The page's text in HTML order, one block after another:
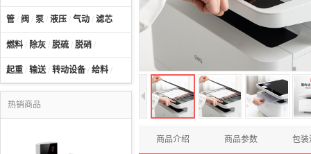
管 / 阀 / 泵 / 液压 / 气动 / 滤芯
燃料 / 除灰 / 脱硫 / 脱硝 /
起重 / 输送/ 转动设备 / 给料 /
热销商品
商品介绍 商品参数 包装